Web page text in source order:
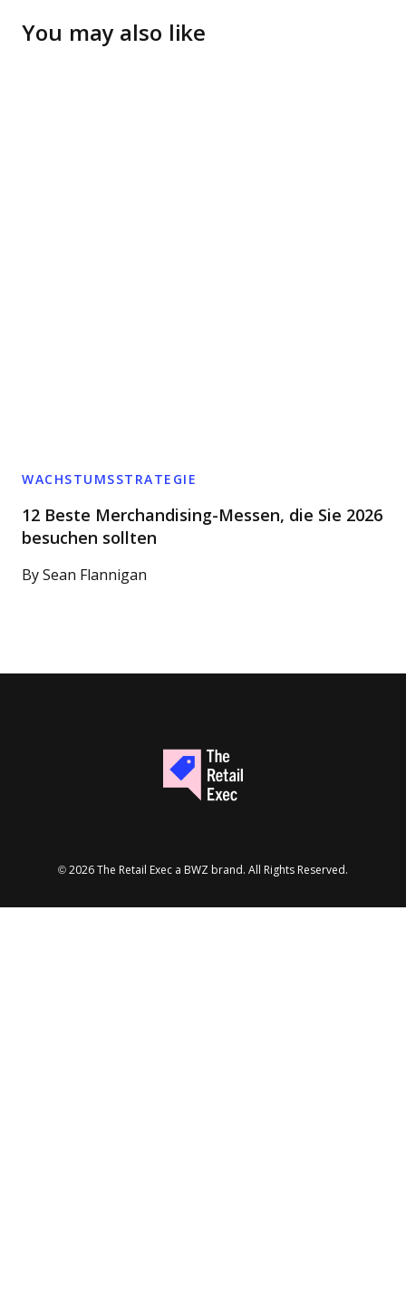
You may also like
WACHSTUMSSTRATEGIE
12 Beste Merchandising-Messen, die Sie 2026
besuchen sollten
By Sean Flannigan
© 2026 The Retail Exec a BWZ Opens new window
brand. All Rights Reserved.